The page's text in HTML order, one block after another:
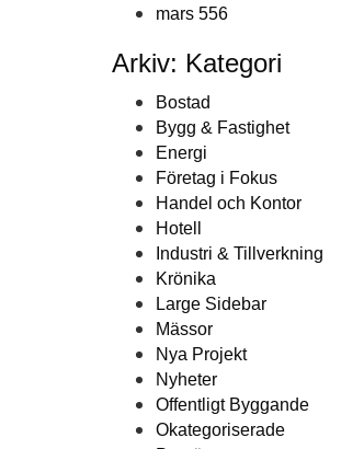
mars 556
Arkiv: Kategori
Bostad
Bygg & Fastighet
Energi
Företag i Fokus
Handel och Kontor
Hotell
Industri & Tillverkning
Krönika
Large Sidebar
Mässor
Nya Projekt
Nyheter
Offentligt Byggande
Okategoriserade